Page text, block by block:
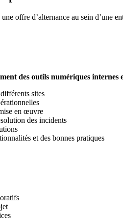
offre d’alternance au sein d’une
des outils numériques internes
sites
en œuvre
des incidents
et des bonnes pratiques